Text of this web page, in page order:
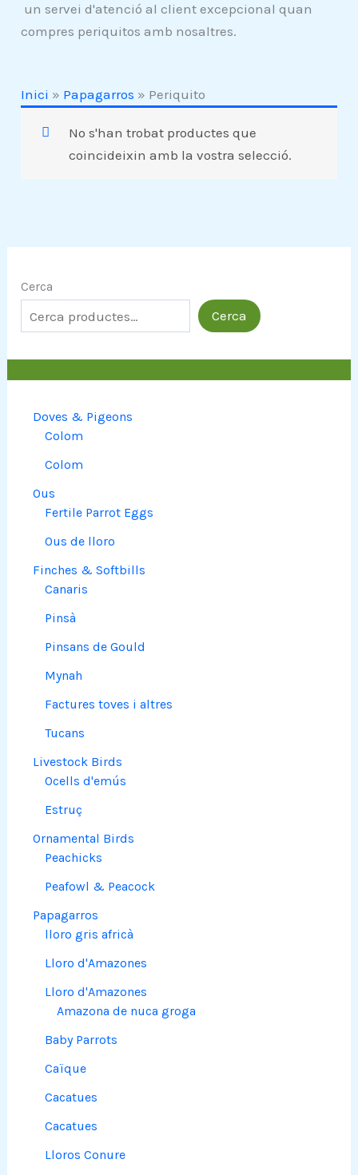
Cerca
Cerca
Doves & Pigeons
Colom
Colom
Ous
Fertile Parrot Eggs
Ous de lloro
Finches & Softbills
Canaris
Pinsà
Pinsans de Gould
Mynah
Factures toves i altres
Tucans
Livestock Birds
Ocells d'emús
Estruç
Ornamental Birds
Peachicks
Peafowl & Peacock
Papagarros
lloro gris africà
Lloro d'Amazones
Lloro d'Amazones
Amazona de nuca groga
Baby Parrots
Caïque
Cacatues
Cacatues
Lloros Conure
un servei d'atenció al client excepcional quan
compres periquitos amb nosaltres.
Inici » Papagarros » Periquito
No s'han trobat productes que
coincideixin amb la vostra selecció.